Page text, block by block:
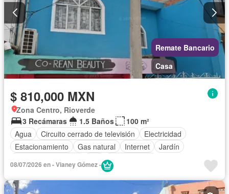
Remate Bancario
Casa
$ 810,000 MXN
Zona Centro, Rioverde
3 Recámaras
1.5 Baños
100 m²
Agua
Circuito cerrado de televisión
Electricidad
Estacionamiento
Gas natural Internet
Jardín
Sin amueblar
08/07/2026 en - Vianey Gómez -